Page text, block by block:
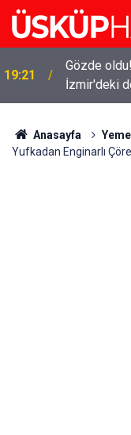
19:21
Gözde
İzmir'deki
Anasayfa
Yufkadan Enginarlı